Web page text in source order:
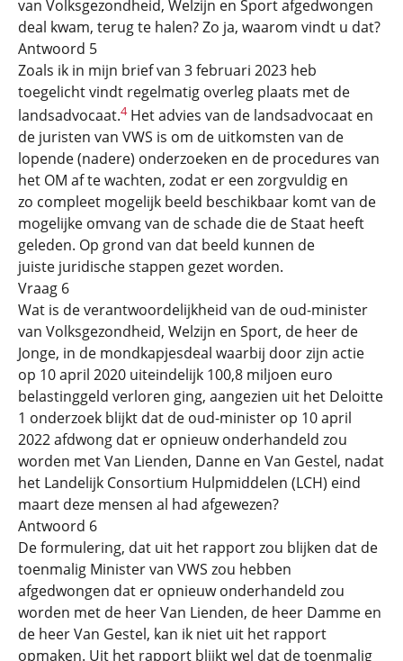
van Volksgezondheid, Welzijn en Sport afgedwongen
deal kwam, terug te halen? Zo ja, waarom vindt u dat?
Antwoord 5
Zoals ik in mijn brief van 3 februari 2023 heb
toegelicht vindt regelmatig overleg plaats met de
landsadvocaat.4Het advies van de landsadvocaat en
de juristen van VWS is om de uitkomsten van de
lopende (nadere) onderzoeken en de procedures van
het OM af te wachten, zodat er een zorgvuldig en
zo compleet mogelijk beeld beschikbaar komt van de
mogelijke omvang van de schade die de Staat heeft
geleden. Op grond van dat beeld kunnen de
juiste juridische stappen gezet worden.
Vraag 6
Wat is de verantwoordelijkheid van de oud-minister
van Volksgezondheid, Welzijn en Sport, de heer de
Jonge, in de mondkapjesdeal waarbij door zijn actie
op 10 april 2020 uiteindelijk 100,8 miljoen euro
belastinggeld verloren ging, aangezien uit het Deloitte
1 onderzoek blijkt dat de oud-minister op 10 april
2022 afdwong dat er opnieuw onderhandeld zou
worden met Van Lienden, Danne en Van Gestel, nadat
het Landelijk Consortium Hulpmiddelen (LCH) eind
maart deze mensen al had afgewezen?
Antwoord 6
De formulering, dat uit het rapport zou blijken dat de
toenmalig Minister van VWS zou hebben
afgedwongen dat er opnieuw onderhandeld zou
worden met de heer Van Lienden, de heer Damme en
de heer Van Gestel, kan ik niet uit het rapport
opmaken. Uit het rapport blijkt wel dat de toenmalig